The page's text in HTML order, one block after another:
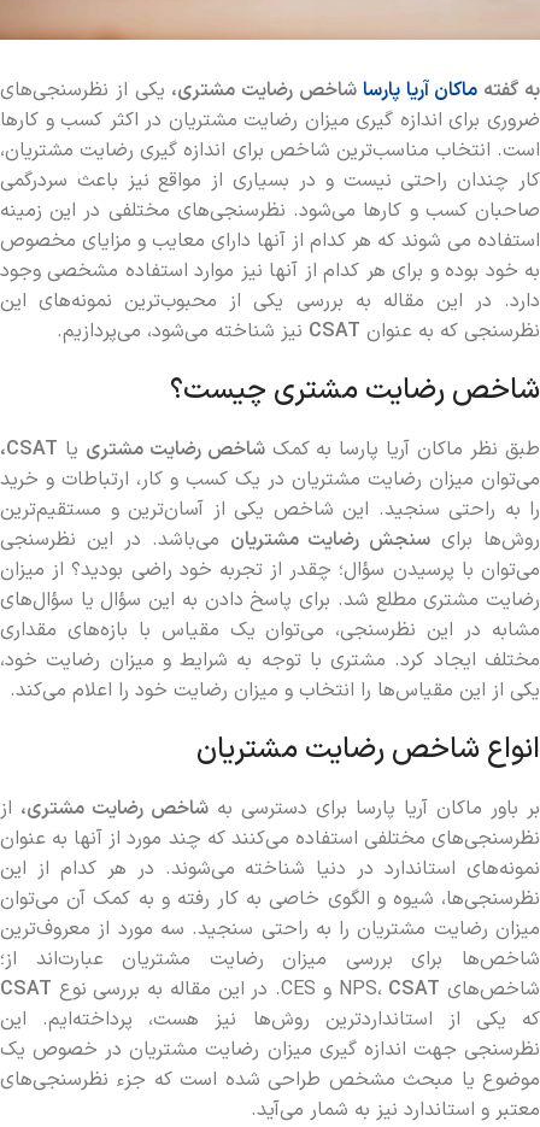
به گفته ماکان آریا پارسا شاخص رضایت مشتری، یکی از نظرسنجی‌های
ضروری برای اندازه گیری میزان رضایت مشتریان در اکثر کسب و کارها
است. انتخاب مناسب‌ترین شاخص برای اندازه گیری رضایت مشتریان،
کار چندان راحتی نیست و در بسیاری از مواقع نیز باعث سردرگمی
صاحبان کسب و کارها می‌شود. نظرسنجی‌های مختلفی در این زمینه
استفاده می شوند که هر کدام از آنها دارای معایب و مزایای مخصوص
به خود بوده و برای هر کدام از آنها نیز موارد استفاده مشخصی وجود
دارد. در این مقاله به بررسی یکی از محبوب‌ترین نمونه‌های این
نظرسنجی که به عنوان CSAT نیز شناخته می‌شود، می‌پردازیم.
شاخص رضایت مشتری چیست؟
طبق نظر ماکان آریا پارسا به کمکشاخص رضایت مشتری یا CSAT،
می‌توان میزان رضایت مشتریان در یک کسب و کار، ارتباطات و خرید
را به راحتی سنجید. این شاخص یکی از آسان‌ترین و مستقیم‌ترین
روش‌ها برای سنجش رضایت مشتریان می‌باشد. در این نظرسنجی
می‌توان با پرسیدن سؤال؛ چقدر از تجربه خود راضی بودید؟ از میزان
رضایت مشتری مطلع شد. برای پاسخ دادن به این سؤال یا سؤال‌های
مشابه در این نظرسنجی، می‌توان یک مقیاس با بازه‌های مقداری
مختلف ایجاد کرد. مشتری با توجه به شرایط و میزان رضایت خود،
یکی از این مقیاس‌ها را انتخاب و میزان رضایت خود را اعلام می‌کند.
انواع شاخص رضایت مشتریان
بر باور ماکان آریا پارسا برای دسترسی به شاخص رضایت مشتری، از
نظرسنجی‌های مختلفی استفاده می‌کنند که چند مورد از آنها به عنوان
نمونه‌های استاندارد در دنیا شناخته می‌شوند. در هر کدام از این
نظرسنجی‌ها، شیوه و الگوی خاصی به کار رفته و به کمک آن می‌توان
میزان رضایت مشتریان را به راحتی سنجید. سه مورد از معروف‌ترین
شاخص‌ها برای بررسی میزان رضایت مشتریان عبارت‌اند از؛
شاخص‌های NPS، CSAT و CES. در این مقاله به بررسی نوع
CSAT
که یکی از استانداردترین روش‌ها نیز هست، پرداخته‌ایم. این
نظرسنجی جهت اندازه گیری میزان رضایت مشتریان در خصوص یک
موضوع یا مبحث مشخص طراحی شده است که جزء نظرسنجی‌های
معتبر و استاندارد نیز به شمار می‌آید.